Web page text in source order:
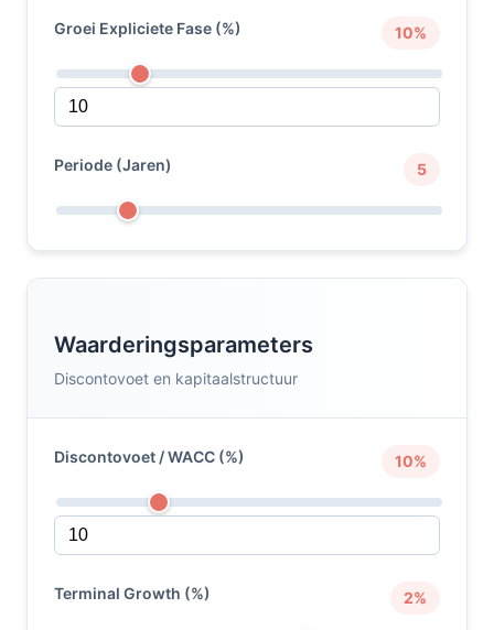
Groei Expliciete Fase (%) 10%
Periode (Jaren) 5
Waarderingsparameters
Discontovoet en kapitaalstructuur
Discontovoet / WACC (%) 10%
Terminal Growth (%) 2%